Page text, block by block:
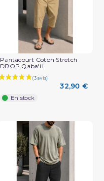
Pantacourt Coton Stretch
DROP Qaba'il
32,90 €
En stock